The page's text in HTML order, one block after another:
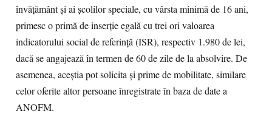
învăţământ şi ai şcolilor speciale, cu vârsta minimă de 16 ani,
primesc o primă de inserţie egală cu trei ori valoarea
indicatorului social de referinţă (ISR), respectiv 1.980 de lei,
dacă se angajează în termen de 60 de zile de la absolvire. De
asemenea, aceştia pot solicita şi prime de mobilitate, similare
celor oferite altor persoane înregistrate în baza de date a
ANOFM.